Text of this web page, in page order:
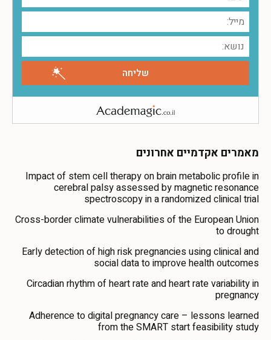
מאמרים אקדמיים אחרונים
Impact of stem cell therapy on brain metabolic profile in
cerebral palsy assessed by magnetic resonance
spectroscopy in a randomized clinical trial
Cross-border climate vulnerabilities of the European Union
to drought
Early detection of high risk pregnancies using clinical and
social data to improve health outcomes
Circadian rhythm of heart rate and heart rate variability in
pregnancy
Adherence to digital pregnancy care – lessons learned
from the SMART start feasibility study